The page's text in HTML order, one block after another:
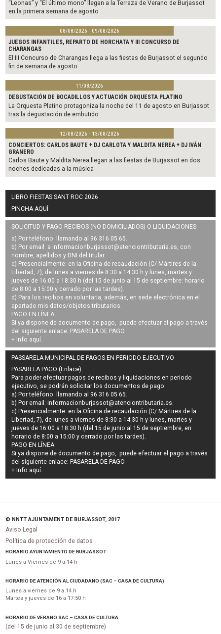
“Leonas” y “El último mono” llegan a la Terraza de Verano de Burjassot
en la primera semana de agosto
08/08/2026 - 09/08/2026
JUEGOS INFANTILES, REPARTO DE HORCHATA Y III CONCURSO DE
CHARANGAS
El III Concurso de Charangas llega a las fiestas de Burjassot el segundo
fin de semana de agosto
11/08/2026
DEGUSTACIÓN DE BOCADILLOS Y ACTUACIÓN ORQUESTA PLATINO
La Orquesta Platino protagoniza la noche del 11 de agosto en Burjassot
tras la degustación de embutido
12/08/2026 - 13/08/2026
CONCIERTOS: CARLOS BAUTE + DJ CARLOTA Y MALDITA NEREA + DJ IVÁN
GRANERO
Carlos Baute y Maldita Nerea llegan a las fiestas de Burjassot en dos
noches dedicadas a la música
LIBRO FIESTAS SANT ROC 2026
PINCHA AQUÍ
SOLICITUD Y PAGO RECIBOS (NO DOMICILIADOS) O LIQUIDACIONES
a) Por teléfono: llamando al 96 316 05 65.
b) Por email: a informacionburjassot@atenciontributaria.es, con
nombre, apellidos y DNI del titular.
c) Presencialmente: en la Oficina de recaudación (C/ Mártires de la
Libertad, 7), de lunes a viernes de 8:30 a 14:30 h y lunes, martes y
jueves de 16:00 a 18:30 h (del 15 de junio al 15 de septiembre: horario
de 8:00 a 15:00 y cerrado por las tardes).
d) Para los recibos en voluntaria, además, en sede electrónica en el
apartado mis datos/objetos tributarios.
PAGO EN LÍNEA:
Si ya dispone de documento de pago, puede efectuar el pago a través
del siguiente enlace: PASARELA DE PAGO
+ Info aquí.
PASSARELA MUNICIPAL DE PAGOS EN PERIODO EJECUTIVO
PASARELA PAGO (Enlace)
Para poder efectuar pagos derecibos y liquidaciones en periodo
ejecutivo, se podrán solicitar los documentos de pago:
a) Por teléfono: llamando al 96 316 05 65.
b) Por email:informacionburjassot@atenciontributaria.es.
c) Presencialmente: en la Oficina de recaudación (C/ Mártires de la
Libertad, 7), de lunes a viernes de 8:30 a 14:30 h y lunes, martes y
jueves de 16:00 a 18:30 h (del 15 de junio al 15 de septiembre, en
horario de 8:00 a 15:00 y cerrado por las tardes).
PAGO EN LÍNEA:
Si ya dispone de documento de pago, puede efectuar el pago a través
del siguiente enlace: PASARELA DE PAGO
+ Info aquí.
© NNTT AJUNTAMENT DE BURJASSOT, 2017
Aviso Legal
Política de protección de datos
HORARIO AYUNTAMIENTO DE BURJASSOT
Lunes a Viernes de 9 a 14 h
HORARIO DE ATENCIÓN AL CIUDADANO (SAC – CASA DE CULTURA)
Lunes a viernes de 9 a 14 h
Martes y jueves de 16 a 17:50 h
HORARIO DE VERANO SAC – CASA DE CULTURA
(del 15 de junio al 30 de septiembre)